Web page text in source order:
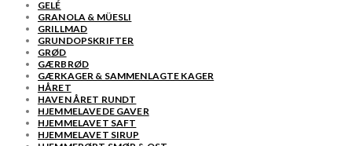
GELÉ
GRANOLA & MÜESLI
GRILLMAD
GRUNDOPSKRIFTER
GRØD
GÆRBRØD
GÆRKAGER & SAMMENLAGTE KAGER
HÅRET
HAVEN ÅRET RUNDT
HJEMMELAVEDE GAVER
HJEMMELAVET SAFT
HJEMMELAVET SIRUP